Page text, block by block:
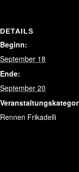
DETAILS
Beginn:
September 18
Ende:
September 20
Rennen Frikadelli